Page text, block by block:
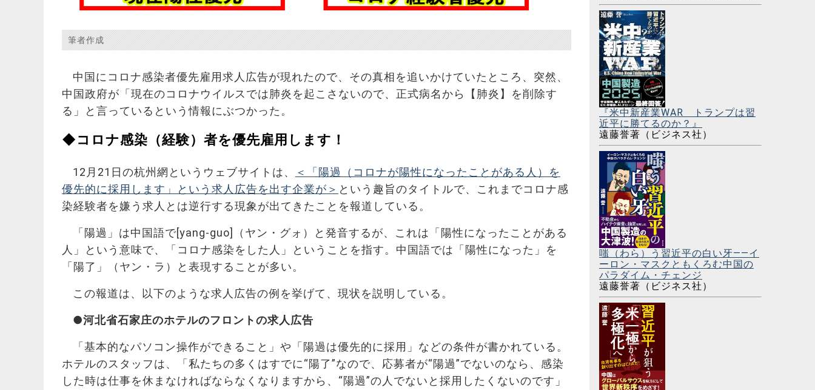
筆者作成
中国にコロナ感染者優先雇用求人広告が現れたので、その真相を追いかけていたところ、突然、
中国政府が「現在のコロナウイルスでは肺炎を起こさないので、正式病名から【肺炎】を削除す
る」と言っているという情報にぶつかった。
◆コロナ感染（経験）者を優先雇用します！
12月21日の杭州網というウェブサイトは、
＜「陽過（コロナが陽性になったことがある人）を
優先的に採用します」という求人広告を出す企業が＞ という趣旨のタイトルで、これまでコロナ感
染経験者を嫌う求人とは逆行する現象が出てきたことを報道している。
「陽過」は中国語で[yang-guo]（ヤン・グォ）と発音するが、これは「陽性になったことがある
人」という意味で、「コロナ感染をした人」ということを指す。中国語では「陽性になった」を
「陽了」（ヤン・ラ）と表現することが多い。
この報道は、以下のような求人広告の例を挙げて、現状を説明している。
●河北省石家庄のホテルのフロントの求人広告
「基本的なパソコン操作ができること」や「陽過は優先的に採用」などの条件が書かれている。
ホテルのスタッフは、「私たちの多くはすでに“陽了”なので、応募者が“陽過”でないのなら、感染
した時は仕事を休まなければならなくなりますから、“陽過”の人でないと採用したくないのです」
『米中新産業WAR トランプは習
近平に勝てるのか？』
遠藤誉著（ビジネス社）
嗤（わら）う習近平の白い牙――イ
ーロン・マスクともくろむ中国の
パラダイム・チェンジ
遠藤誉著（ビジネス社）